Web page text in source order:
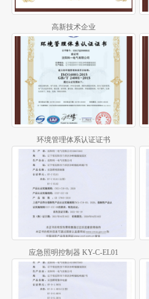
高新技术企业
环境管理体系认证证书
应急照明控制器 KY-C-EL01